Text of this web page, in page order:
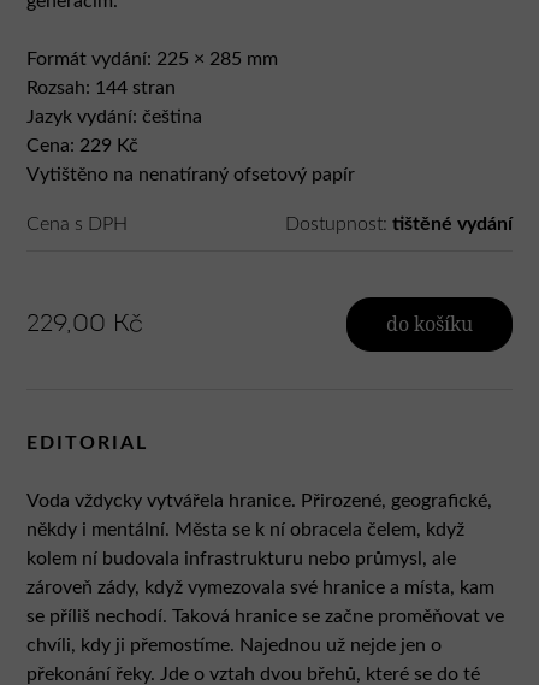
Formát vydání: 225 × 285 mm
Rozsah: 144 stran
Jazyk vydání: čeština
Cena: 229 Kč
Vytištěno na nenatíraný ofsetový papír
Cena s DPH Dostupnost: tištěné vydání
229,00 Kč do košíku
EDITORIAL
Voda vždycky vytvářela hranice. Přirozené, geografické,
někdy i mentální. Města se k ní obracela čelem, když
kolem ní budovala infrastrukturu nebo průmysl, ale
zároveň zády, když vymezovala své hranice a místa, kam
se příliš nechodí. Taková hranice se začne proměňovat ve
chvíli, kdy ji přemostíme. Najednou už nejde jen o
překonání řeky. Jde o vztah dvou břehů, které se do té